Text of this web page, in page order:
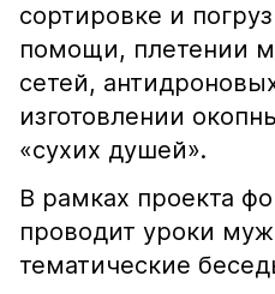
сортировке и
помощи, плетении
сетей,
изготовлении
«сухих душей».
В рамках проекта
проводит уроки
тематические